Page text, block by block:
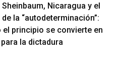
Sheinbaum, Nicaragua y el
la “autodeterminación”:
el principio se convierte en
la dictadura